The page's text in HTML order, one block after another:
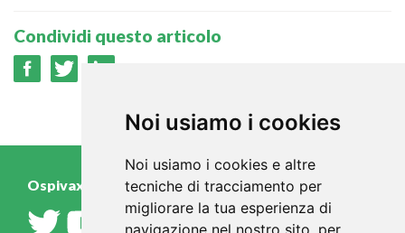
Noi usiamo i cookies
Noi usiamo i cookies e altre
tecniche di tracciamento per
migliorare la tua esperienza di
navigazione nel nostro sito, per
Condividi questo articolo
Ospivax.it